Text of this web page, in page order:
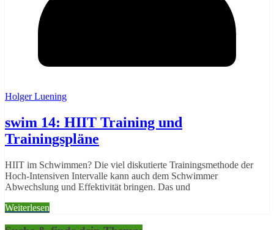
Holger Luening
swim 14: HIIT Training und
Trainingspläne
HIIT im Schwimmen? Die viel diskutierte Trainingsmethode der
Hoch-Intensiven Intervalle kann auch dem Schwimmer
Abwechslung und Effektivität bringen. Das und
Weiterlesen